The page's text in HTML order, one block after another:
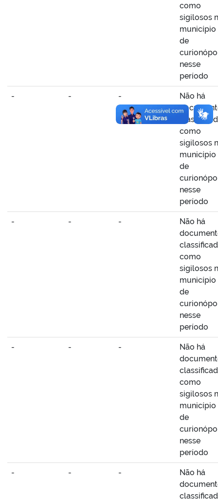
como
sigilosos
município
de
nesse
período
- - -
Não há
como
sigilosos
município
de
nesse
período
- - -
Não há
como
sigilosos
município
de
nesse
período
- - -
Não há
como
sigilosos
município
de
nesse
período
- - -
Não há